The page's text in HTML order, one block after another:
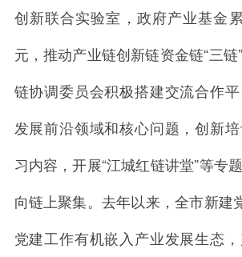
创新联合实验室，政府产业基金
元，推动产业链创新链资金链“三
链协调委员会积极搭建交流合作
发展前沿领域和核心问题，创新
习内容，开展“江城红链讲堂”等专
向链上聚集。去年以来，全市新建
党建工作有机嵌入产业发展生态